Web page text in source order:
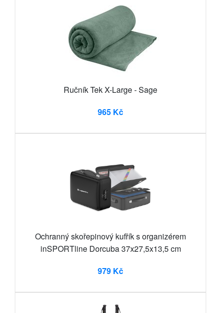
Ručník Tek X-Large - Sage
965 Kč
Ochranný skořepinový kufřík s organizérem
inSPORTline Dorcuba 37x27,5x13,5 cm
979 Kč